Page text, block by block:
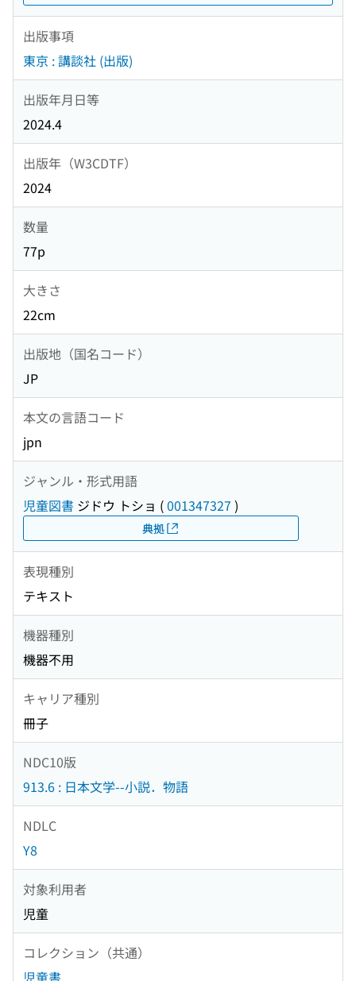
出版事項
東京 : 講談社 (出版)
出版年月日等
2024.4
出版年（W3CDTF）
2024
数量
77p
大きさ
22cm
出版地（国名コード）
JP
本文の言語コード
jpn
ジャンル・形式用語
児童図書 ジドウ トショ (001347327 )
典拠
表現種別
テキスト
機器種別
機器不用
キャリア種別
冊子
NDC10版
913.6 : 日本文学--小説．物語
NDLC
Y8
対象利用者
児童
コレクション（共通）
児童書